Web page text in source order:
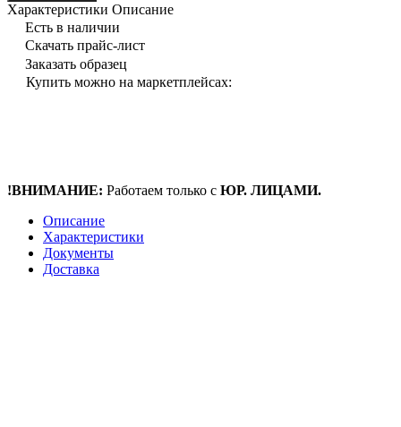
Характеристики Описание
Есть в наличии
Скачать прайс-лист
Заказать образец
Купить можно на маркетплейсах:
!ВНИМАНИЕ: Работаем только с ЮР. ЛИЦАМИ.
Описание
Характеристики
Документы
Доставка